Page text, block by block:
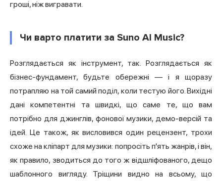
гроші, ніж вигравати.
Чи варто платити за Suno AI Music?
Розглядається як інструмент, так. Розглядається як
бізнес-фундамент, будьте обережні — і я щоразу
потрапляю на той самий поділ, коли тестую його. Вихідні
дані компетентні та швидкі, що саме те, що вам
потрібно для джинглів, фонової музики, демо-версій та
ідей. Це також, як висловився один рецензент, трохи
схоже на кліпарт для музики: попросіть п'ять жанрів, і він,
як правило, зводиться до того ж відшліфованого, дещо
шаблонного вигляду. Тріщини видно на всьому, що